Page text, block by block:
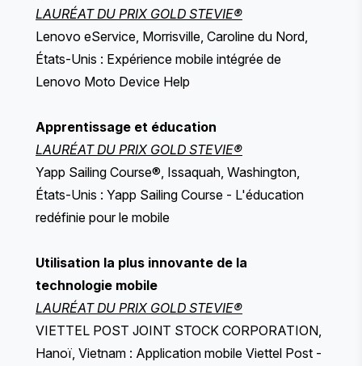
LAURÉAT DU PRIX GOLD STEVIE®
Lenovo eService, Morrisville, Caroline du Nord,
États-Unis : Expérience mobile intégrée de
Lenovo Moto Device Help
Apprentissage et éducation
LAURÉAT DU PRIX GOLD STEVIE®
Yapp Sailing Course®, Issaquah, Washington,
États-Unis : Yapp Sailing Course - L'éducation
redéfinie pour le mobile
Utilisation la plus innovante de la
technologie mobile
LAURÉAT DU PRIX GOLD STEVIE®
VIETTEL POST JOINT STOCK CORPORATION,
Hanoï, Vietnam : Application mobile Viettel Post -